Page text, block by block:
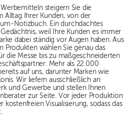
steigern Sie die
Alltag Ihrer Kunden, von der
Notizbuch. Ein durchdachtes
weil Ihre Kunden es immer
dabei ständig vor Augen haben. Aus
Produkten wählen Sie genau das
die Messe bis zu maßgeschneiderten
Mehr als 22.000
auf uns, darunter Marken wie
Wir liefern ausschließlich an
und Gewerbe und stellen Ihnen
zur Seite. Vor jeder Produktion
kostenfreien Visualisierung, sodass das